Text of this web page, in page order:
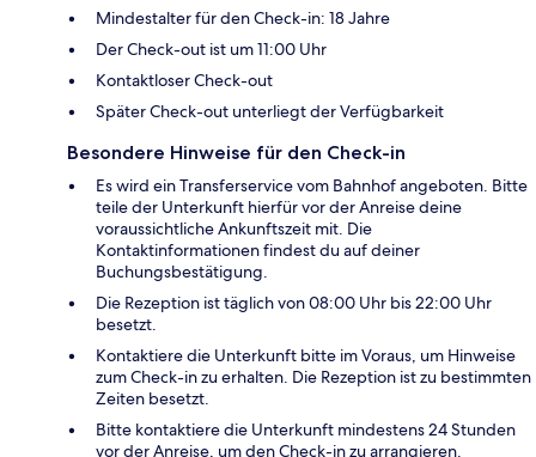
Mindestalter für den Check-in: 18 Jahre
Der Check-out ist um 11:00 Uhr
Kontaktloser Check-out
Später Check-out unterliegt der Verfügbarkeit
Besondere Hinweise für den Check-in
Es wird ein Transferservice vom Bahnhof angeboten. Bitte
teile der Unterkunft hierfür vor der Anreise deine
voraussichtliche Ankunftszeit mit. Die
Kontaktinformationen findest du auf deiner
Buchungsbestätigung.
Die Rezeption ist täglich von 08:00 Uhr bis 22:00 Uhr
besetzt.
Kontaktiere die Unterkunft bitte im Voraus, um Hinweise
zum Check-in zu erhalten. Die Rezeption ist zu bestimmten
Zeiten besetzt.
Bitte kontaktiere die Unterkunft mindestens 24 Stunden
vor der Anreise, um den Check-in zu arrangieren.